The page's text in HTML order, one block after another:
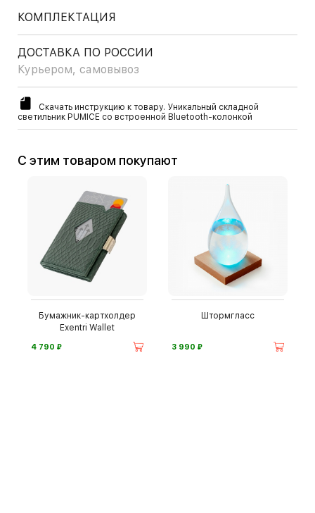
КОМПЛЕКТАЦИЯ
ДОСТАВКА ПО РОССИИ
Курьером, самовывоз
Скачать инструкцию к товару. Уникальный складной
светильник PUMICE со встроенной Bluetooth-колонкой
С этим товаром покупают
Бумажник-картхолдер
Exentri Wallet
4 790 ⃏
Штормгласс
3 990 ⃏